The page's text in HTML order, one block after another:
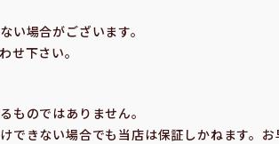
い場合がございます。
せ下さい。
のではありません。
きない場合でも当店は保証しかねます。